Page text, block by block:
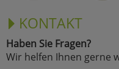
KONTAKT
Haben Sie Fragen?
Wir helfen Ihnen gerne